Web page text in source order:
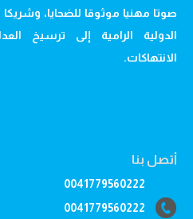
صوتا مهنيا موثوقا للضحايا،
الدولية الرامية إلى ترسيخ
الانتهاكات.
أتصل بنا
0041779560222
0041779560222